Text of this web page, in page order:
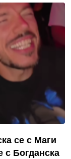
се с Маги
с Богданска